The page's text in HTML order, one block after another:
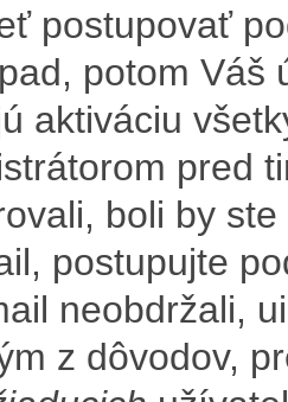
postupovať
potom Váš
aktiváciu
pred
boli by
postupujte
neobdržali,
z dôvodov,